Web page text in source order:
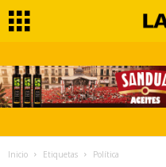
Inicio Etiquetas Política